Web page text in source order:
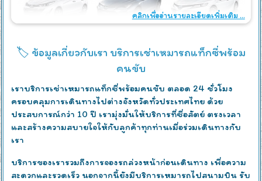
คลิกเพื่ออ่านรายละเอียดเพิ่มเติม ...
🏷️ ข้อมูลเกี่ยวกับเรา บริการเช่าเหมารถแท็กซี่พร้อม
คนขับ
เราบริการเช่าเหมารถแท็กซี่พร้อมคนขับ ตลอด 24 ชั่วโมง
ครอบคลุมการเดินทางไปต่างจังหวัดทั่วประเทศไทย ด้วย
ประสบการณ์กว่า 10 ปี เรามุ่งมั่นให้บริการที่ซื่อสัตย์ ตรงเวลา
และสร้างความสบายใจให้กับลูกค้าทุกท่านเมื่อร่วมเดินทางกับ
เรา
บริการของเรารวมถึงการจองรถล่วงหน้าก่อนเดินทาง เพื่อความ
สะดวกและรวดเร็ว นอกจากนี้ยังมีบริการเหมารถไปสนามบิน รับ